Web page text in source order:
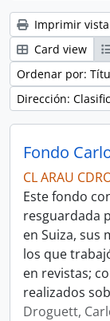
Imprimir
Card view
Ordenar por:
Dirección:
Fondo
CL ARAU
Este fondo
resguardada
en Suiza, sus
los que
en revistas;
realizados
Droguett,